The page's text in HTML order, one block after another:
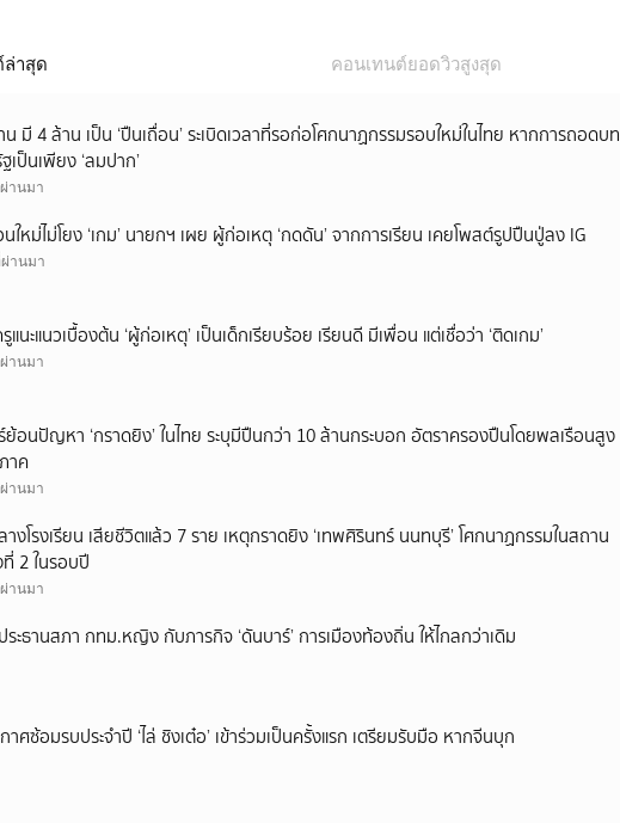
าสุด คอนเทนต์ยอดวิวสูงสุด
มี 4 ล้าน เป็น ‘ปืนเถื่อน’ ระเบิดเวลาที่รอก่อโศกนาฏกรรมรอบใหม่ในไทย หากการถอดบท
เป็นเพียง ‘ลมปาก’
านมา
หม่ไม่โยง ‘เกม’ นายกฯ เผย ผู้ก่อเหตุ ‘กดดัน’ จากการเรียน เคยโพสต์รูปปืนปู่ลง IG
านมา
นะแนวเบื้องต้น ‘ผู้ก่อเหตุ’ เป็นเด็กเรียบร้อย เรียนดี มีเพื่อน แต่เชื่อว่า ‘ติดเกม’
านมา
อนปัญหา ‘กราดยิง’ ในไทย ระบุมีปืนกว่า 10 ล้านกระบอก อัตราครองปืนโดยพลเรือนสูง
าค
านมา
งโรงเรียน เสียชีวิตแล้ว 7 ราย เหตุกราดยิง ‘เทพศิรินทร์ นนทบุรี’ โศกนาฏกรรมในสถาน
2 ในรอบปี
านมา
ะธานสภา กทม.หญิง กับภารกิจ ‘ดันบาร์’ การเมืองท้องถิ่น ให้ไกลกว่าเดิม
าศซ้อมรบประจำปี ‘ไล่ ชิงเต๋อ’ เข้าร่วมเป็นครั้งแรก เตรียมรับมือ หากจีนบุก